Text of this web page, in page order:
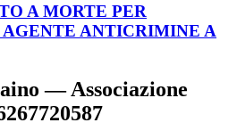
A MORTE PER
ANTICRIMINE A
— Associazione